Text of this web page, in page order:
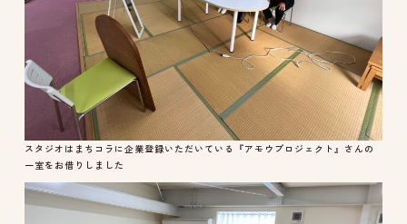
スタジオはまちコラに企業登録いただいている『アモウプロジェクト』さんの
一室をお借りしました